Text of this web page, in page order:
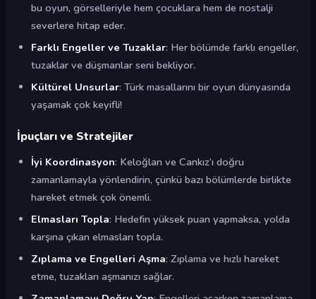
bu oyun, görselleriyle hem çocuklara hem de nostalji
severlere hitap eder.
Farklı Engeller ve Tuzaklar: Her bölümde farklı engeller,
tuzaklar ve düşmanlar seni bekliyor.
Kültürel Unsurlar: Türk masallarını bir oyun dünyasında
yaşamak çok keyifli!
İpuçları ve Stratejiler
İyi Koordinasyon: Keloğlan ve Cankız’ı doğru
zamanlamayla yönlendirin, çünkü bazı bölümlerde birlikte
hareket etmek çok önemli.
Elmasları Topla: Hedefin yüksek puan yapmaksa, yolda
karşına çıkan elmasları topla.
Zıplama ve Engelleri Aşma: Zıplama ve hızlı hareket
etme, tuzakları aşmanızı sağlar.